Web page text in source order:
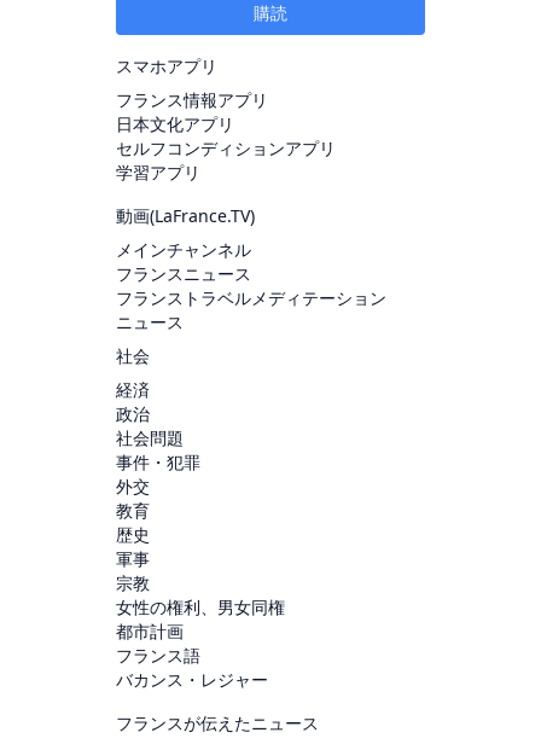
購読
スマホアプリ
フランス情報アプリ
日本文化アプリ
セルフコンディションアプリ
学習アプリ
動画(LaFrance.TV)
メインチャンネル
フランスニュース
フランストラベルメディテーション
ニュース
社会
経済
政治
社会問題
事件・犯罪
外交
教育
歴史
軍事
宗教
女性の権利、男女同権
都市計画
フランス語
バカンス・レジャー
フランスが伝えたニュース